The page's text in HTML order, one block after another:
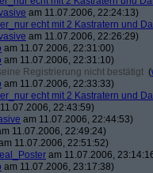
am 11.07.2006, 22:24:13)
echt mit 2 Kastratern und
am 11.07.2006, 22:26:29)
am 11.07.2006, 22:31:00)
am 11.07.2006, 22:31:10)
Registrierung nicht bestätigt (
am 11.07.2006, 22:33:33)
echt mit 2 Kastratern und
22:43:59)
am 11.07.2006, 22:44:53)
11.07.2006, 22:49:24)
11.07.2006, 22:51:52)
am 11.07.2006,
am 11.07.2006, 23:17:38)